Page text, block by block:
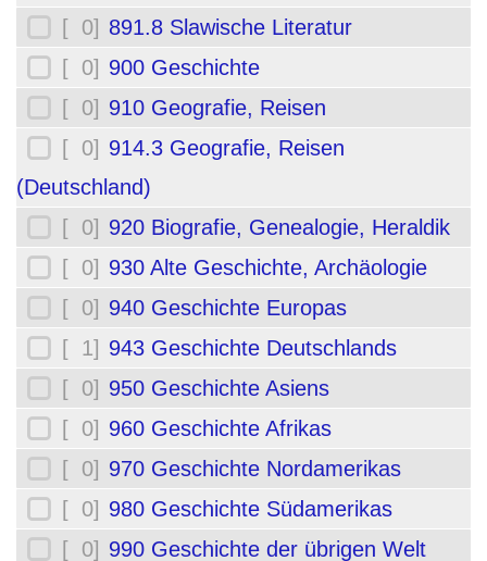
[ 0] 891.8 Slawische Literatur
[ 0] 900 Geschichte
[ 0] 910 Geografie, Reisen
[ 0] 914.3 Geografie, Reisen
(Deutschland)
[ 0] 920 Biografie, Genealogie, Heraldik
[ 0] 930 Alte Geschichte, Archäologie
[ 0] 940 Geschichte Europas
[ 1] 943 Geschichte Deutschlands
[ 0] 950 Geschichte Asiens
[ 0] 960 Geschichte Afrikas
[ 0] 970 Geschichte Nordamerikas
[ 0] 980 Geschichte Südamerikas
[ 0] 990 Geschichte der übrigen Welt